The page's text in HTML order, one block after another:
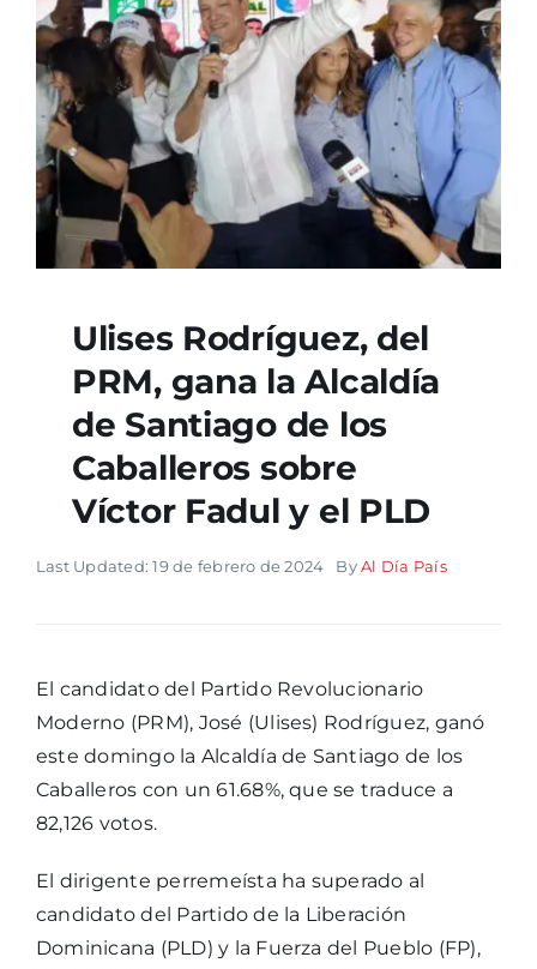
Ulises Rodríguez, del
PRM, gana la Alcaldía
de Santiago de los
Caballeros sobre
Víctor Fadul y el PLD
Last Updated: 19 de febrero de 2024 ByAl Día País
El candidato del Partido Revolucionario
Moderno (PRM), José (Ulises) Rodríguez, ganó
este domingo la Alcaldía de Santiago de los
Caballeros con un 61.68%, que se traduce a
82,126 votos.
El dirigente perremeísta ha superado al
candidato del Partido de la Liberación
Dominicana (PLD) y la Fuerza del Pueblo (FP),